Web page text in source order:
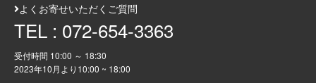
よくお寄せいただくご質問
TEL : 072-654-3363
受付時間 10:00 ～ 18:30
2023年10月より 10:00 ~ 18:00